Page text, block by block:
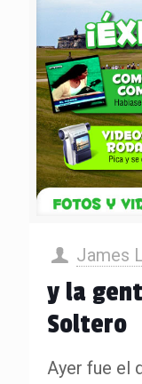
James
y la
Soltero
Ayer fue el